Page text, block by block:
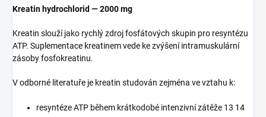
Kreatin hydrochlorid — 2000 mg
Kreatin slouží jako rychlý zdroj fosfátových skupin pro resyntézu
ATP. Suplementace kreatinem vede ke zvýšení intramuskulární
zásoby fosfokreatinu.
V odborné literatuře je kreatin studován zejména ve vztahu k:
resyntéze ATP během krátkodobé intenzivní zátěže 13 14